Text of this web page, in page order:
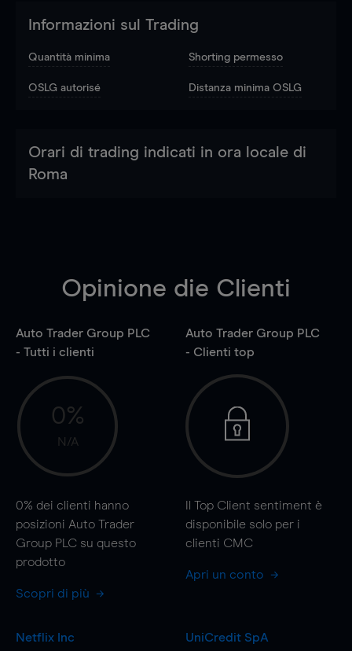
Informazioni sul Trading
Quantità minima Shorting permesso
OSLG autorisé Distanza minima OSLG
Orari di trading indicati in ora locale di
Roma
Opinione die Clienti
Auto Trader Group PLC
- Tutti i clienti
0%
N/A
0% dei clienti hanno
posizioni Auto Trader
Group PLC su questo
prodotto
Scopri di più
Auto Trader Group PLC
- Clienti top
Il Top Client sentiment è
disponibile solo per i
clienti CMC
Apri un conto
Netflix Inc
UniCredit SpA